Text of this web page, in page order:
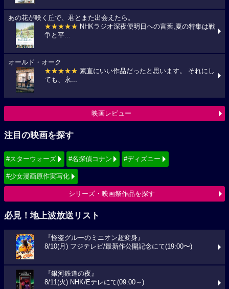
あの花が咲く丘で、君とまた出会えたら。
★★★★★ NHKラジオ深夜便明日への言葉,夏の特集は戦
争と平...
オールド・オーク
★★★★★ 素直にいい作品だったと思います。 それにし
ても、永...
映画レビュー
注目の映画を探す
#スターウォーズ #名探偵コナン #ディズニー
#少女漫画原作実写化
シリーズ・映画祭作品を探す
必見！地上波放送リスト
『怪盗グルーのミニオン超変身』
8/10(月) フジテレビ/最新作公開記念にて(19:00〜)
『銀河鉄道の夜』
8/11(火) NHK/Eテレにて(09:00～)